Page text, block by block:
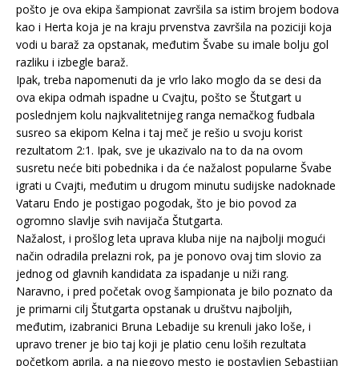
pošto je ova ekipa šampionat završila sa istim brojem bodova
kao i Herta koja je na kraju prvenstva završila na poziciji koja
vodi u baraž za opstanak, međutim Švabe su imale bolju gol
razliku i izbegle baraž.
Ipak, treba napomenuti da je vrlo lako moglo da se desi da
ova ekipa odmah ispadne u Cvajtu, pošto se Štutgart u
poslednjem kolu najkvalitetnijeg ranga nemačkog fudbala
susreo sa ekipom Kelna i taj meč je rešio u svoju korist
rezultatom 2:1. Ipak, sve je ukazivalo na to da na ovom
susretu neće biti pobednika i da će nažalost popularne Švabe
igrati u Cvajti, međutim u drugom minutu sudijske nadoknade
Vataru Endo je postigao pogodak, što je bio povod za
ogromno slavlje svih navijača Štutgarta.
Nažalost, i prošlog leta uprava kluba nije na najbolji mogući
način odradila prelazni rok, pa je ponovo ovaj tim slovio za
jednog od glavnih kandidata za ispadanje u niži rang.
Naravno, i pred početak ovog šampionata je bilo poznato da
je primarni cilj Štutgarta opstanak u društvu najboljih,
međutim, izabranici Bruna Lebadije su krenuli jako loše, i
upravo trener je bio taj koji je platio cenu loših rezultata
početkom aprila, a na njegovo mesto je postavljen Sebastijan